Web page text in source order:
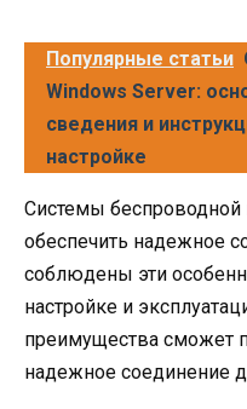
Популярные статьи
Windows Server:
сведения и
настройке
Системы беспроводной
обеспечить надежное
соблюдены эти
настройке и
преимущества сможет
надежное соединение